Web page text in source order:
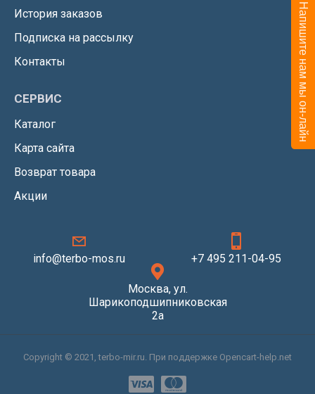
История заказов
Подписка на рассылку
Контакты
СЕРВИС
Каталог
Карта сайта
Возврат товара
Акции
info@terbo-mos.ru +7 495 211-04-95
Москва, ул.
Шарикоподшипниковская
2а
Copyright © 2021, terbo-mir.ru. При поддержке Opencart-help.net
Напишите нам мы он-лайн